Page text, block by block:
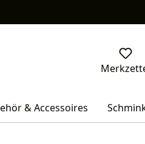
& Accessoires